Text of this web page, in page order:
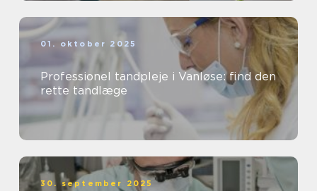
01. oktober 2025
Professionel tandpleje i Vanløse: find den
rette tandlæge
30. september 2025